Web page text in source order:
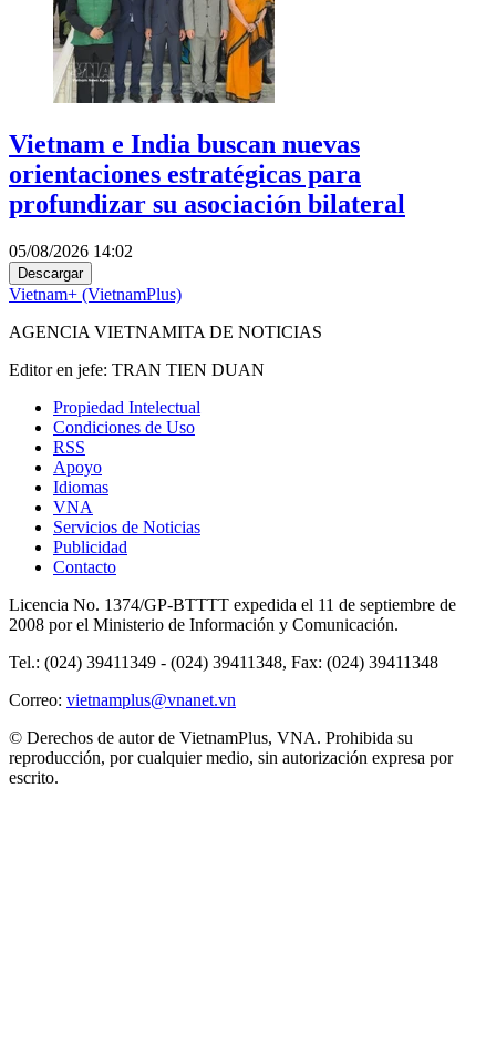
Vietnam e India buscan nuevas
orientaciones estratégicas para
profundizar su asociación bilateral
05/08/2026 14:02
Descargar
Vietnam+ (VietnamPlus)
AGENCIA VIETNAMITA DE NOTICIAS
Editor en jefe: TRAN TIEN DUAN
Propiedad Intelectual
Condiciones de Uso
RSS
Apoyo
Idiomas
VNA
Servicios de Noticias
Publicidad
Contacto
Licencia No. 1374/GP-BTTTT expedida el 11 de septiembre de
2008 por el Ministerio de Información y Comunicación.
Tel.: (024) 39411349 - (024) 39411348, Fax: (024) 39411348
Correo: vietnamplus@vnanet.vn
© Derechos de autor de VietnamPlus, VNA. Prohibida su
reproducción, por cualquier medio, sin autorización expresa por
escrito.